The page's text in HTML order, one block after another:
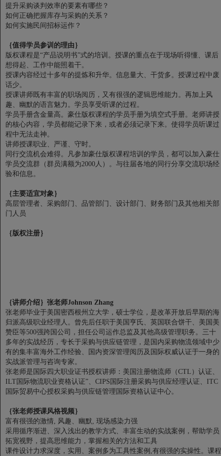
提升采购谈判效率的要素有哪些？
如何正确把握库存与采购的关系？
如何实施民间招标运作？
｛值得学员参训的理由｝
版权课程是“产品说明书”式的培训。授课的重点在于现场听得懂、课后
想得起、工作中能照着干。
授课内容经过十多年的提炼和升华。信息量大、干货多。授课过程中废
话少。
授课讲师既有丰富的职场阅历，又有很强的逻辑思维能力。再加上风
趣、幽默的语言魅力。学员享受听课的过程。
学员手册含金量高。豪仕版权课程的学员手册为填空式手册。老师讲授
的核心内容，学员都能记录下来，或者必须记录下来。使得学员听课过
程中无法走神。
讲师授课职业、严谨、守时。
同行交流机会难得。凡参加豪仕版权课程培训的学员，都可以加入豪仕
学员交流群（群员满额为2000人）。与往届各地的同行分享交流职场经
验和信息。
｛主要适宜对象｝
高层管理者、采购部门、品管部门、设计部门、财务部门及其他相关部
门人员
｛版权注册｝
｛讲师介绍｝张老师Johnson Zhang
张老师毕业于美国密西根州立大学，硕士学位，是改革开放后早期的海
归派高级职业经理人。曾先后任职于美国亨氏、英国联合饼干、美国美
赞臣等500强跨国公司，担任公司运作总监及其他高级管理职务。三十
多年的实战经历，专长于采购与供应链管理，是国内采购物流领域中少
有的集丰富海外工作经验、国内资深管理阅历及国际权威认证于一身的
实战派管理与咨询专家。
张老师是国际四大职业证书授权讲师：美国注册物流师（CTL）认证、
ILT国际物流职业资格认证”、CIPS国际注册采购与供应经理认证、ITC
国际贸易中心授权采购与供应链管理国际资格认证中心。
｛张老师授课风格视频｝
富有很强的激情, 风趣、幽默, 现场感染力强
采用循序渐进、深入浅出的教学方式、丰富生动的实战案例，帮助学员
拓宽视野，提高思维能力，掌握相关的方法和工具
课件设计力求深度，实用、案例多为工具性案例,有很强的实操性。课程